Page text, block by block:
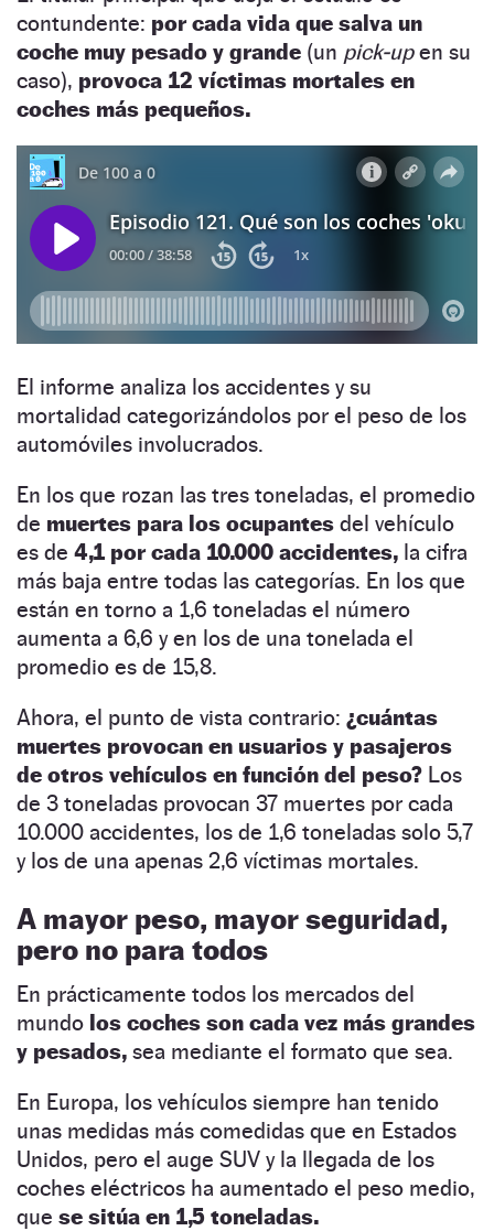
contundente: por cada vida que salva un
coche muy pesado y grande (un pick-upen su
caso), provoca 12 víctimas mortales en
coches más pequeños.
El informe analiza los accidentes y su
mortalidad categorizándolos por el peso de los
automóviles involucrados.
En los que rozan las tres toneladas, el promedio
de muertes para los ocupantes del vehículo
es de 4,1 por cada 10.000 accidentes, la cifra
más baja entre todas las categorías. En los que
están en torno a 1,6 toneladas el número
aumenta a 6,6 y en los de una tonelada el
promedio es de 15,8.
Ahora, el punto de vista contrario: ¿cuántas
muertes provocan en usuarios y pasajeros
de otros vehículos en función del peso? Los
de 3 toneladas provocan 37 muertes por cada
10.000 accidentes, los de 1,6 toneladas solo 5,7
y los de una apenas 2,6 víctimas mortales.
A mayor peso, mayor seguridad,
pero no para todos
En prácticamente todos los mercados del
mundo los coches son cada vez más grandes
y pesados, sea mediante el formato que sea.
En Europa, los vehículos siempre han tenido
unas medidas más comedidas que en Estados
Unidos, pero el auge SUV y la llegada de los
coches eléctricos ha aumentado el peso medio,
que se sitúa en 1,5 toneladas.